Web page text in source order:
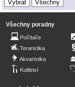
Všechny poradny
Počítače
Teraristika
Akvaristika
Kutilství